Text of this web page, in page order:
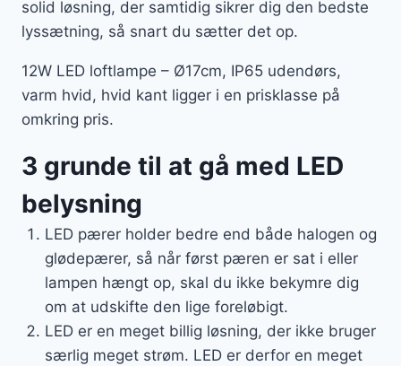
solid løsning, der samtidig sikrer dig den bedste
lyssætning, så snart du sætter det op.
12W LED loftlampe – Ø17cm, IP65 udendørs,
varm hvid, hvid kant ligger i en prisklasse på
omkring pris.
3 grunde til at gå med LED
belysning
LED pærer holder bedre end både halogen og
glødepærer, så når først pæren er sat i eller
lampen hængt op, skal du ikke bekymre dig
om at udskifte den lige foreløbigt.
LED er en meget billig løsning, der ikke bruger
særlig meget strøm. LED er derfor en meget